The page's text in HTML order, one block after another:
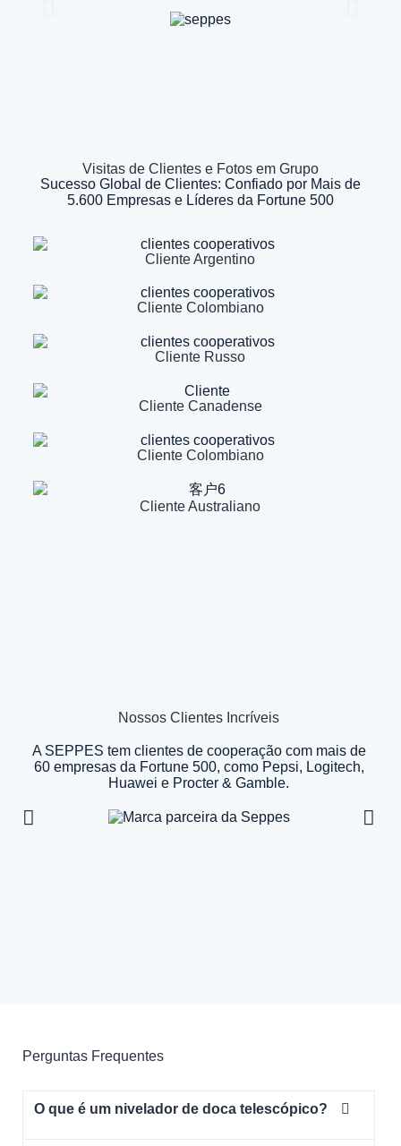
Visitas de Clientes e Fotos em Grupo
Sucesso Global de Clientes: Confiado por Mais de
5.600 Empresas e Líderes da Fortune 500
Cliente Argentino
Cliente Colombiano
Cliente Russo
Cliente Canadense
Cliente Colombiano
Cliente Australiano
Nossos Clientes Incríveis
A SEPPES tem clientes de cooperação com mais de
60 empresas da Fortune 500, como Pepsi, Logitech,
Huawei e Procter & Gamble.
Perguntas Frequentes
O que é um nivelador de doca telescópico?